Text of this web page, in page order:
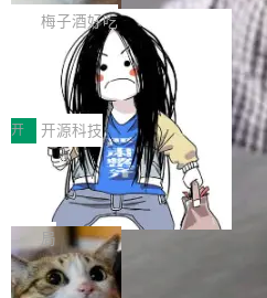
续增长的AI成本该如何优化。 深信
正是围绕这些实际问题，从Token
理两个方面，让用户的每一份算力
得住、用得稳、省得下、更安全！
始，Token使用一目...
wat（Google 员工编号 23，Jeff
年的编程搭档，MapReduce 和
作者）、Quoc Le（Google 大脑核
q2Seq 和 DocAI 的共同发明人）
yals（Gemini 联合负责人，
把「看得清、用母语、记得住」三
齐。 SolonCode 是什么
耳科技研发的企业级终端编码智
中文驱动的数字员工，自主理解需
骤、编写代码。不挑模型、不挑平
装完即用。 开源地址：Gitee ·
b 安装 支持 Java 8+（8~26）、
x / Windows / Harmony PC。 #
x / Harmony PC curl -fsSL https://
r.org/solon...
梅子酒好吃
让“代码语义理解”深度释放AI
价值潜能：华为云码道（
代码仓技术解析
一、代码仓深度理解技术的作用与
程实践中，代码仓是企业核心知识
体。企业级代码仓库通常包含数十
个文件，其规模远超单次模型调用
文窗口。随着项目规模的持续扩张
不断累积，代码仓中的模块关系、
务逻辑等关键信息往往分散于数十
件之中，形成高度复杂的知识关联
开 开源科技
一条“删库”命令跑 17 小时，算法
师删光 89TB 数据只为干私活
最高人民检察院8月4日公布了一起
名90后算法工程师王某，为了给自
服务器空间，删光了公司AI游戏部
数据。 王某2024年1月入职东城区
局
Cloudflare 分享推理优化实践：